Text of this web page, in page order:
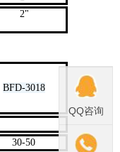
2"
BFD-3018
30-50
QQ咨询